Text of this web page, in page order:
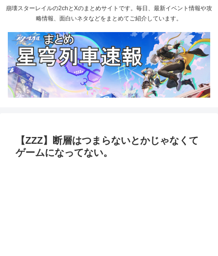
崩壊スターレイルの2chとXのまとめサイトです。毎日、最新イベント情報や攻
略情報、面白いネタなどをまとめてご紹介しています。
【ZZZ】断層はつまらないとかじゃなくて
ゲームになってない。